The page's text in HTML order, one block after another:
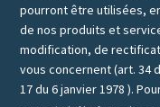
pourront être utilisées,
de nos produits et
modification, de
vous concernent (art. 34
17 du 6 janvier 1978 ).